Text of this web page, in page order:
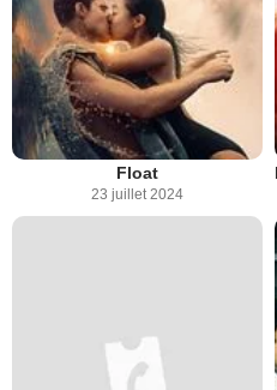
Float
23 juillet 2024